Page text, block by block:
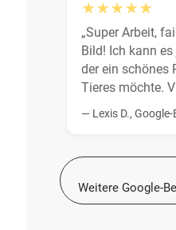
★★★★★
„Super Arbeit,
Bild! Ich kann
der ein schönes
Tieres möchte.
— Lexis D.,
Weitere Google-